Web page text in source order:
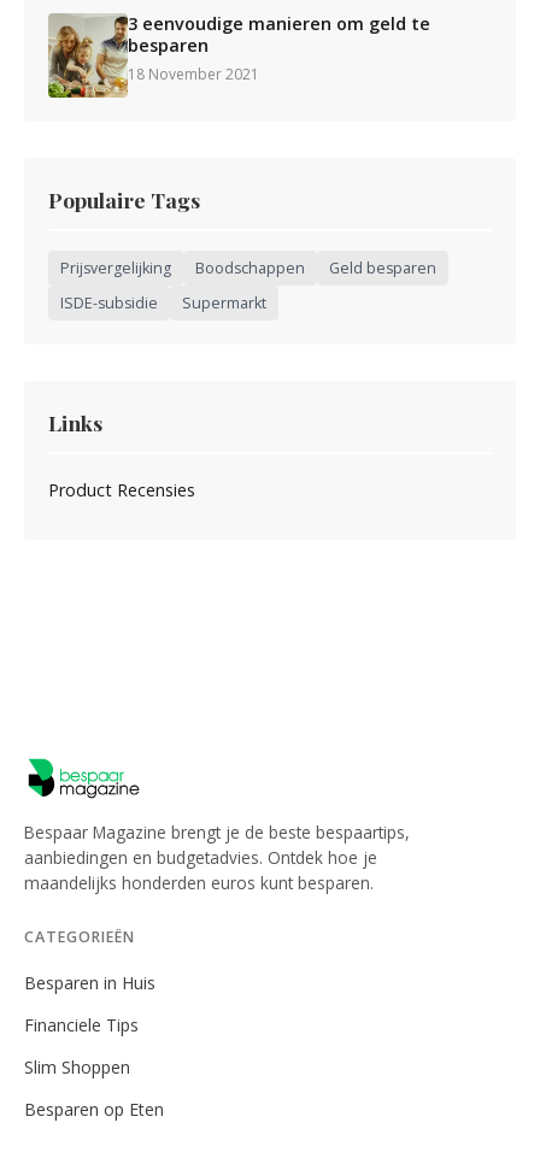
3 eenvoudige manieren om geld te
besparen
18 November 2021
Populaire Tags
Prijsvergelijking Boodschappen
Geld besparen
ISDE-subsidie
Supermarkt
Links
Product Recensies
Bespaar Magazine brengt je de beste bespaartips,
aanbiedingen en budgetadvies. Ontdek hoe je
maandelijks honderden euros kunt besparen.
CATEGORIEËN
Besparen in Huis
Financiele Tips
Slim Shoppen
Besparen op Eten